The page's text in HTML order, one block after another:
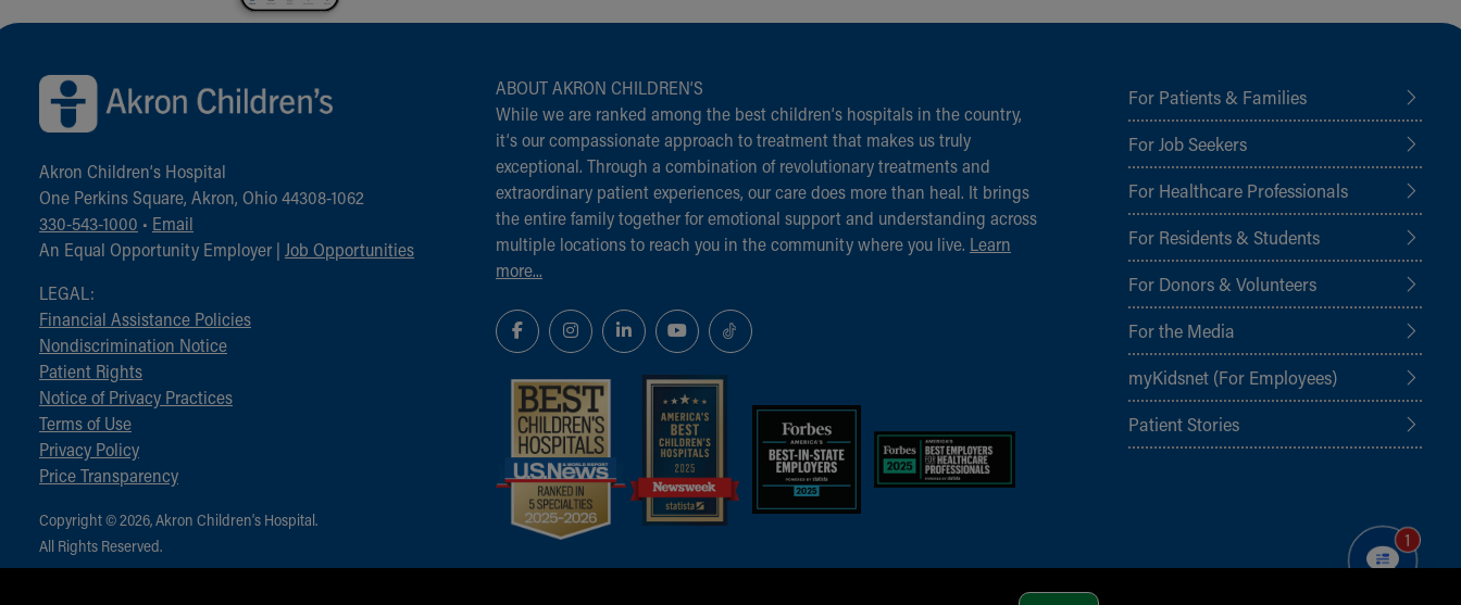
Back to top of page
Akron Children‘s Hospital
One Perkins Square, Akron, Ohio 44308-1062
330-543-1000 • Email
An Equal Opportunity Employer | Job Opportunities
LEGAL:
Financial Assistance Policies
Nondiscrimination Notice
Patient Rights
Notice of Privacy Practices
Terms of Use
Privacy Policy
Price Transparency
Copyright © 2026, Akron Children‘s Hospital.
All Rights Reserved.
ABOUT AKRON CHILDREN‘S
While we are ranked among the best children‘s hospitals in the country,
it‘s our compassionate approach to treatment that makes us truly
exceptional. Through a combination of revolutionary treatments and
extraordinary patient experiences, our care does more than heal. It brings
the entire family together for emotional support and understanding across
multiple locations to reach you in the community where you live. Learn
more...
For Patients & Families
For Job Seekers
For Healthcare Professionals
For Residents & Students
For Donors & Volunteers
For the Media
myKidsnet (For Employees)
Patient Stories
1